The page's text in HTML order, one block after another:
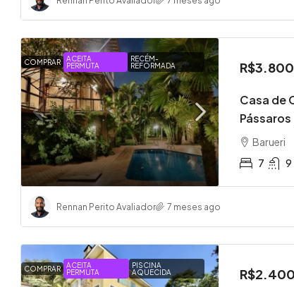
COMPRAR
ACEITA
PERMUTA
RECÉM-
REFORMADA
Casa de
Barueri
7
9
Rennan Perito Avaliador 7 meses ago
COMPRAR
ACEITA
PERMUTA
PISCINA
AQUECIDA